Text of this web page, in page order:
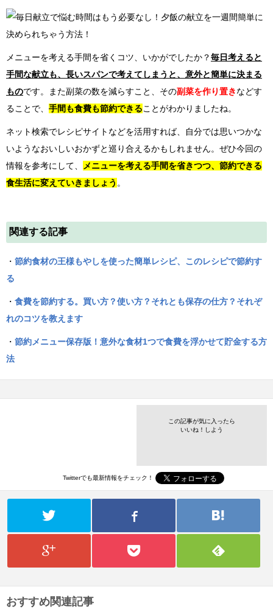
メニューを考える手間を省くコツ、いかがでしたか？毎日考えると
手間な献立も、長いスパンで考えてしまうと、意外と簡単に決まる
ものです。また副菜の数を減らすこと、その副菜を作り置きなどす
ることで、 手間も食費も節約できることがわかりましたね。
ネット検索でレシピサイトなどを活用すれば、自分では思いつかな
いようなおいしいおかずと巡り合えるかもしれません。ぜひ今回の
情報を参考にして、
メニューを考える手間を省きつつ、節約できる
食生活に変えていきましょう 。
関連する記事
・ 節約食材の王様もやしを使った簡単レシピ、このレシピで節約す
る
・ 食費を節約する。買い方？使い方？それとも保存の仕方？それぞ
れのコツを教えます
・ 節約メニュー保存版！意外な食材1つで食費を浮かせて貯金する方
法
この記事が気に入ったら
いいね！しよう
Twitterでも最新情報をチェック！
おすすめ関連記事